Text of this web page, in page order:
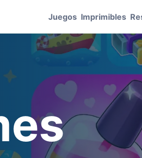
Juegos Imprimibles